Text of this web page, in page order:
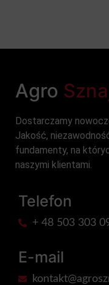
Agro Szna
Dostarczamy
Jakość,
fundamenty, na
naszymi klientami.
Telefon
+ 48 503 303
E-mail